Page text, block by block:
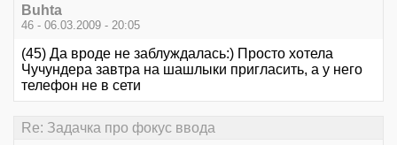
Buhta
46 - 06.03.2009 - 20:05
(45) Да вроде не заблуждалась:) Просто хотела
Чучундера завтра на шашлыки пригласить, а у него
телефон не в сети
Re: Задачка про фокус ввода